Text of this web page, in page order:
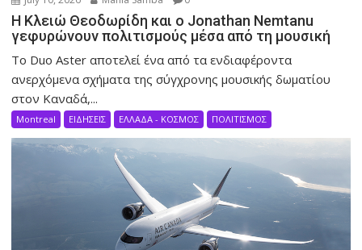
Η Κλειώ Θεοδωρίδη και ο Jonathan Nemtanu
γεφυρώνουν πολιτισμούς μέσα από τη μουσική
Το Duo Aster αποτελεί ένα από τα ενδιαφέροντα
ανερχόμενα σχήματα της σύγχρονης μουσικής δωματίου
στον Καναδά,...
Montreal ΕΙΔΗΣΕΙΣ ΕΛΛΑΔΑ - ΚΟΣΜΟΣ ΠΟΛΙΤΙΣΜΟΣ